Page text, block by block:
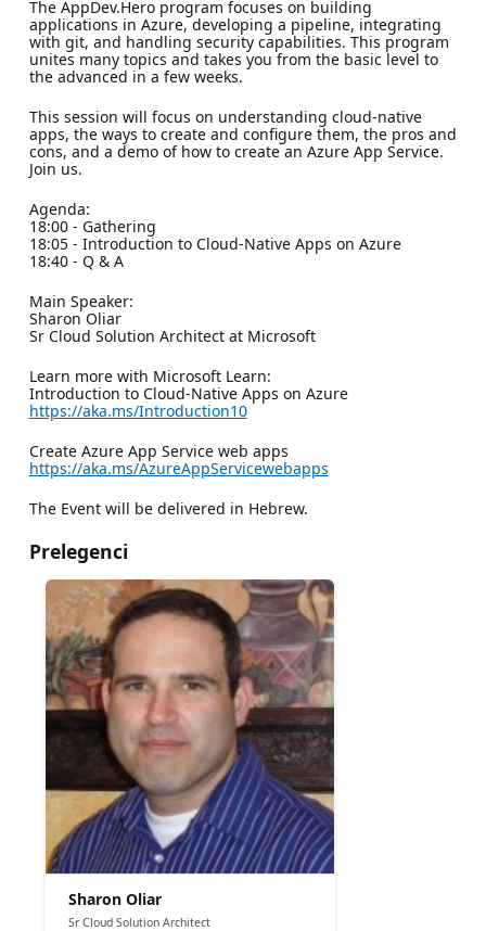
The AppDev.Hero program focuses on building
applications in Azure, developing a pipeline, integrating
with git, and handling security capabilities. This program
unites many topics and takes you from the basic level to
the advanced in a few weeks.
This session will focus on understanding cloud-native
apps, the ways to create and configure them, the pros and
cons, and a demo of how to create an Azure App Service.
Join us.
Agenda:
18:00 - Gathering
18:05 - Introduction to Cloud-Native Apps on Azure
18:40 - Q & A
Main Speaker:
Sharon Oliar
Sr Cloud Solution Architect at Microsoft
Learn more with Microsoft Learn:
Introduction to Cloud-Native Apps on Azure
https://aka.ms/Introduction10
Create Azure App Service web apps
https://aka.ms/AzureAppServicewebapps
The Event will be delivered in Hebrew.
Prelegenci
Sharon Oliar
Sr Cloud Solution Architect